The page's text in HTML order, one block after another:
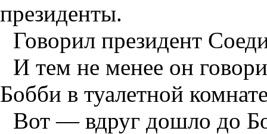
президенты.
Говорил президент
И тем не менее он
Бобби в туалетной
Вот — вдруг дошло до